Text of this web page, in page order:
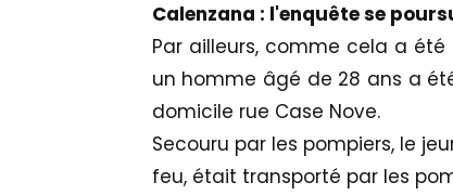
Calenzana : l'enquête se
Par ailleurs, comme cela a
un homme âgé de 28 ans a
domicile rue Case Nove.
Secouru par les pompiers, le
feu, était transporté par les